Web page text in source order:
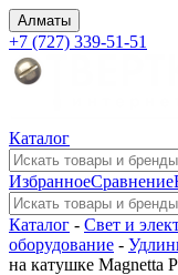
Алматы
+7 (727) 339-51-51
Каталог
ИзбранноеСравнение
Каталог - Свет и
оборудование -
на катушке Magnetta